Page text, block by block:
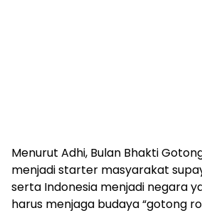
Menurut Adhi, Bulan Bhakti
menjadi starter masyarakat
serta Indonesia menjadi negara
harus menjaga budaya “gotong